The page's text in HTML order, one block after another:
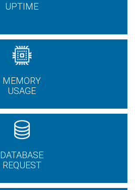
UPTIME
MEMORY
USAGE
DATABASE
REQUEST